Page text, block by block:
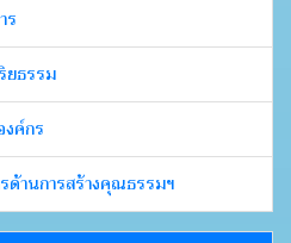
ร
ยธรรม
ค์กร
ด้านการสร้างคุณธรรมฯ